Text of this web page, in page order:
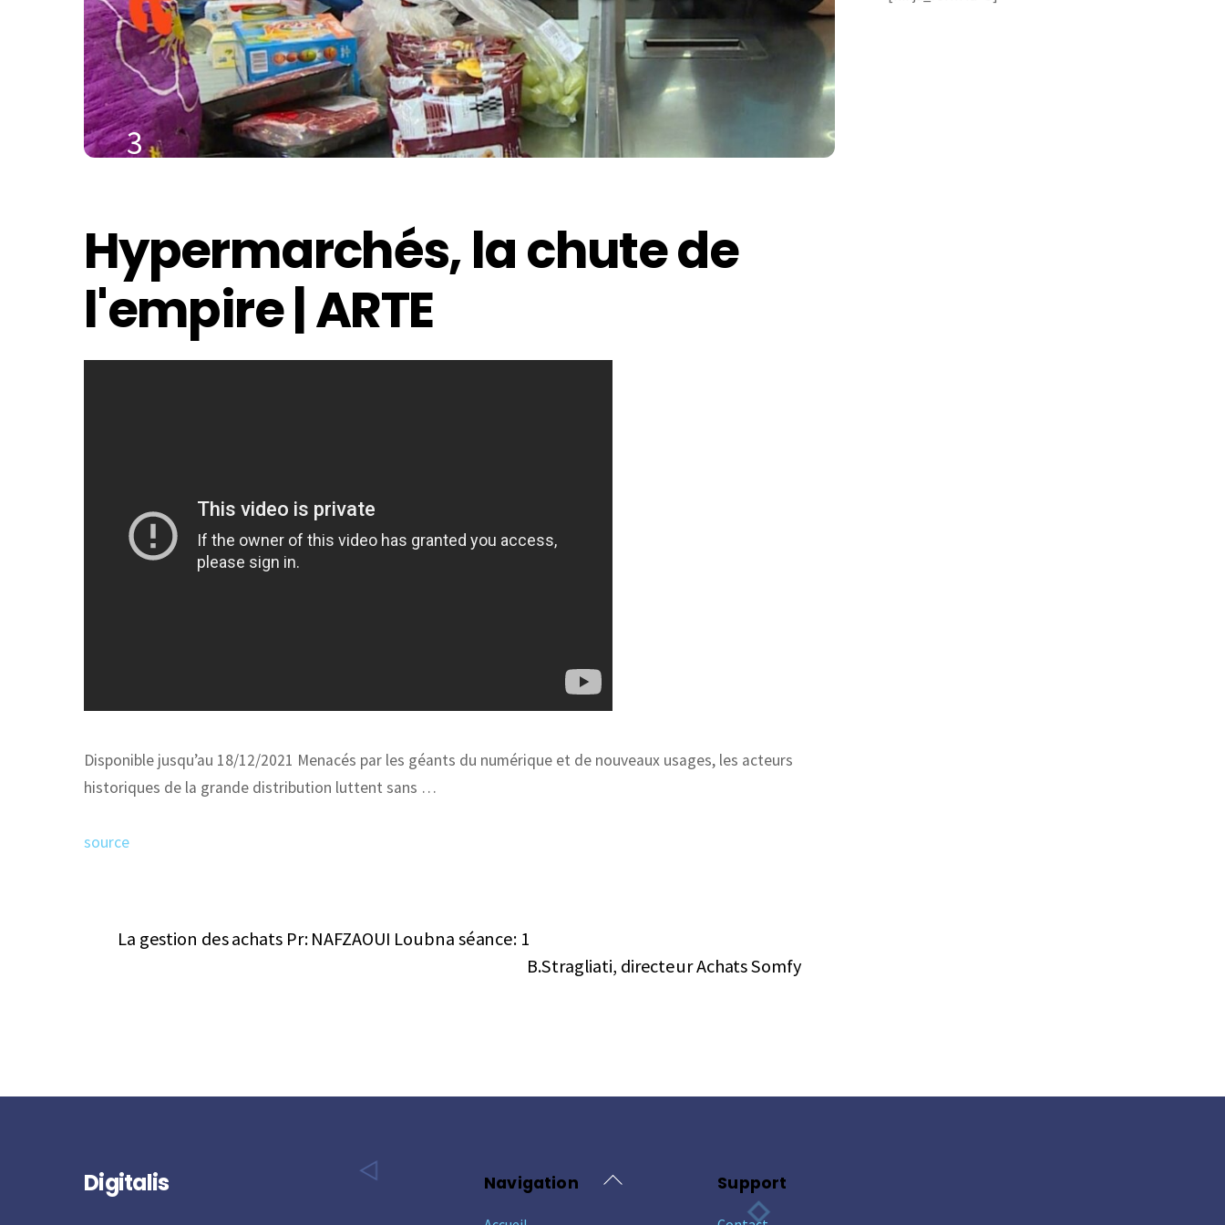
3
Hypermarchés, la chute de
l'empire | ARTE
Disponible jusqu’au 18/12/2021 Menacés par les géants du numérique et de nouveaux usages, les acteurs
historiques de la grande distribution luttent sans …
source
La gestion des achats Pr: NAFZAOUI Loubna séance: 1
B.Stragliati, directeur Achats Somfy
Back
Digitalis Navigation Support